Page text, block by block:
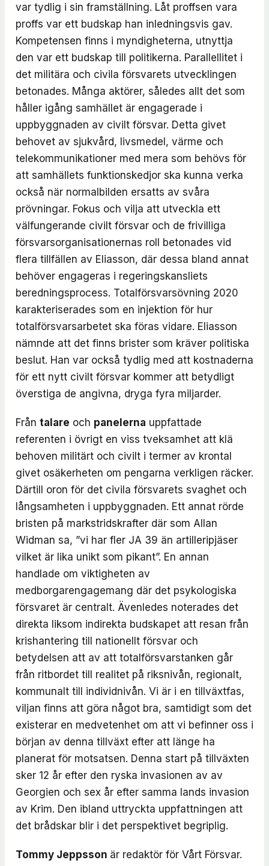
var tydlig i sin framställning. Låt proffsen vara
proffs var ett budskap han inledningsvis gav.
Kompetensen finns i myndigheterna, utnyttja
den var ett budskap till politikerna. Parallellitet i
det militära och civila försvarets utvecklingen
betonades. Många aktörer, således allt det som
håller igång samhället är engagerade i
uppbyggnaden av civilt försvar. Detta givet
behovet av sjukvård, livsmedel, värme och
telekommunikationer med mera som behövs för
att samhällets funktionskedjor ska kunna verka
också när normalbilden ersatts av svåra
prövningar. Fokus och vilja att utveckla ett
välfungerande civilt försvar och de frivilliga
försvarsorganisationernas roll betonades vid
flera tillfällen av Eliasson, där dessa bland annat
behöver engageras i regeringskansliets
beredningsprocess. Totalförsvarsövning 2020
karakteriserades som en injektion för hur
totalförsvarsarbetet ska föras vidare. Eliasson
nämnde att det finns brister som kräver politiska
beslut. Han var också tydlig med att kostnaderna
för ett nytt civilt försvar kommer att betydligt
överstiga de angivna, dryga fyra miljarder.
Från talare och panelerna uppfattade
referenten i övrigt en viss tveksamhet att klä
behoven militärt och civilt i termer av krontal
givet osäkerheten om pengarna verkligen räcker.
Därtill oron för det civila försvarets svaghet och
långsamheten i uppbyggnaden. Ett annat rörde
bristen på markstridskrafter där som Allan
Widman sa, ”vi har fler JA 39 än artilleripjäser
vilket är lika unikt som pikant”. En annan
handlade om viktigheten av
medborgarengagemang där det psykologiska
försvaret är centralt. Ävenledes noterades det
direkta liksom indirekta budskapet att resan från
krishantering till nationellt försvar och
betydelsen att av att totalförsvarstanken går
från ritbordet till realitet på riksnivån, regionalt,
kommunalt till individnivån. Vi är i en tillväxtfas,
viljan finns att göra något bra, samtidigt som det
existerar en medvetenhet om att vi befinner oss i
början av denna tillväxt efter att länge ha
planerat för motsatsen. Denna start på tillväxten
sker 12 år efter den ryska invasionen av av
Georgien och sex år efter samma lands invasion
av Krim. Den ibland uttryckta uppfattningen att
det brådskar blir i det perspektivet begriplig.
Tommy Jeppsson är redaktör för Vårt Försvar.